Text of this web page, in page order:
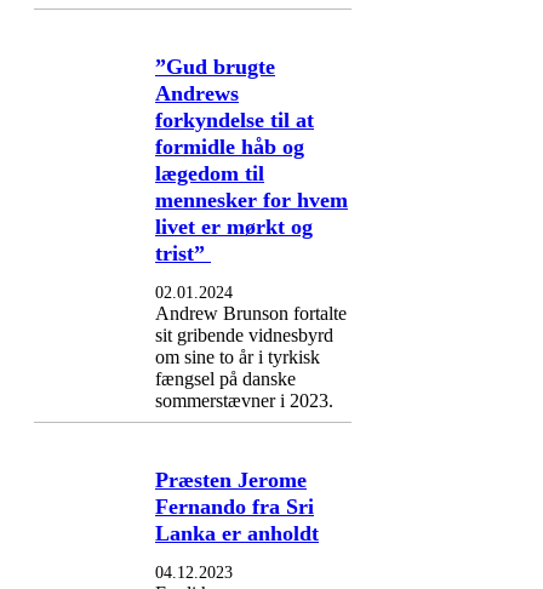
”Gud brugte
Andrews
forkyndelse til at
formidle håb og
lægedom til
mennesker for hvem
livet er mørkt og
trist”
02.01.2024
Andrew Brunson fortalte
sit gribende vidnesbyrd
om sine to år i tyrkisk
fængsel på danske
sommerstævner i 2023.
Præsten Jerome
Fernando fra Sri
Lanka er anholdt
04.12.2023